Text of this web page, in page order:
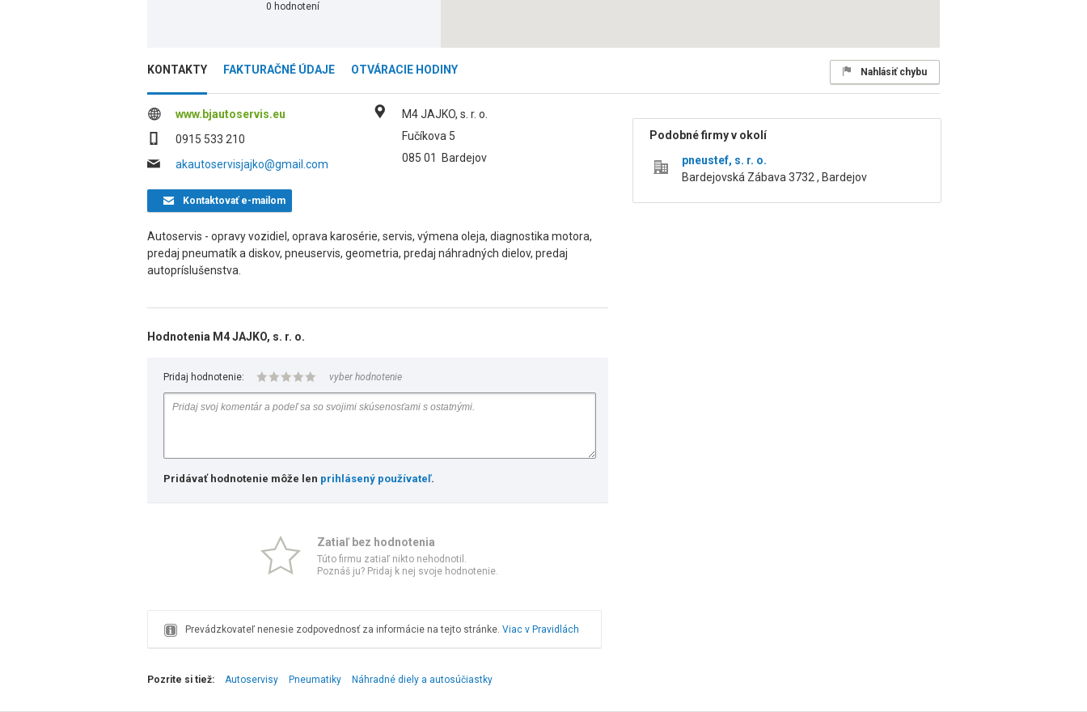
0 hodnotení
KONTAKTY FAKTURAČNÉ ÚDAJE OTVÁRACIE HODINY Nahlásiť chybu
www.bjautoservis.eu
0915 533 210
akautoservisjajko@gmail.com
M4 JAJKO, s. r. o.
Fučíkova 5
085 01
Bardejov
Kontaktovaťe-mailom
Autoservis - opravy vozidiel, oprava karosérie, servis, výmena oleja, diagnostika motora,
predaj pneumatík a diskov, pneuservis, geometria, predaj náhradných dielov, predaj
autopríslušenstva.
Hodnotenia M4 JAJKO, s. r. o.
Pridaj hodnotenie: vyber hodnotenie
Pridávať hodnotenie môže len prihlásený používateľ.
Zatiaľ bez hodnotenia
Túto firmu zatiaľ nikto nehodnotil.
Poznáš ju? Pridaj k nej svoje hodnotenie.
Prevádzkovateľ nenesie zodpovednosť za informácie na tejto stránke. Viac v Pravidlách
Podobné firmy v okolí
pneustef, s. r. o.
Bardejovská Zábava 3732 , Bardejov
Pozrite si tiež: Autoservisy Pneumatiky Náhradné diely a autosúčiastky